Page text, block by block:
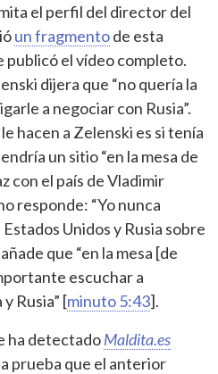
el perfil del director del
un fragmentode esta
publicó el vídeo completo.
dijera que “no quería la
a negociar con Rusia”.
hacen a Zelenski es si tenía
un sitio “en la mesa de
con el país de Vladimir
responde: “Yo nunca
Unidos y Rusia sobre
que “en la mesa [de
escuchar a
Rusia” [minuto 5:43].
ha detectadoMaldita.es
prueba que el anterior